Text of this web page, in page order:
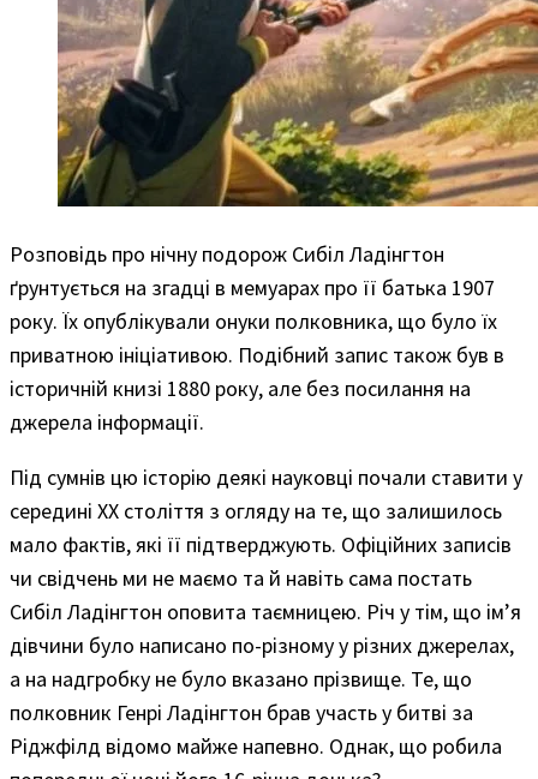
Розповідь про нічну подорож Сибіл Ладінгтон
ґрунтується на згадці в мемуарах про її батька 1907
року. Їх опублікували онуки полковника, що було їх
приватною ініціативою. Подібний запис також був в
історичній книзі 1880 року, але без посилання на
джерела інформації.
Під сумнів цю історію деякі науковці почали ставити у
середині XX століття з огляду на те, що залишилось
мало фактів, які її підтверджують. Офіційних записів
чи свідчень ми не маємо та й навіть сама постать
Сибіл Ладінгтон оповита таємницею. Річ у тім, що ім’я
дівчини було написано по-різному у різних джерелах,
а на надгробку не було вказано прізвище. Те, що
полковник Генрі Ладінгтон брав участь у битві за
Ріджфілд відомо майже напевно. Однак, що робила